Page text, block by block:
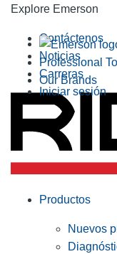
Explore Emerson
Professional
Our Brands
Contáctenos
Noticias
Carreras
Iniciar sesión
Productos
Nuevos